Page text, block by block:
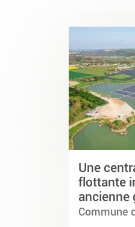
Une
flottante
ancienne
Commune